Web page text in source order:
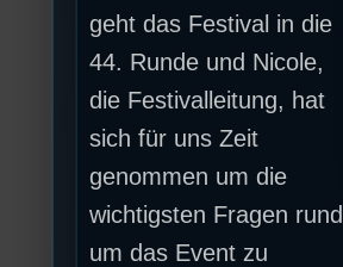
geht das Festival in die
44. Runde und Nicole,
die Festivalleitung, hat
sich für uns Zeit
genommen um die
wichtigsten Fragen rund
um das Event zu